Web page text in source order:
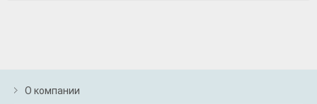
О компании